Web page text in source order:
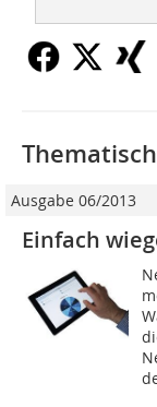
Ausgabe 06/2013
Einfach